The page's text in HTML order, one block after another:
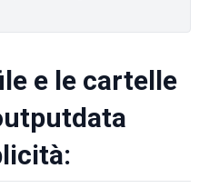
e le cartelle